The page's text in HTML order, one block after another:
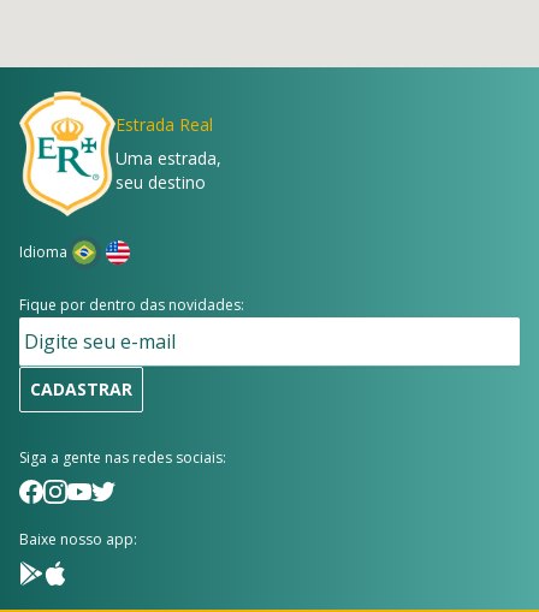
Estrada Real
Uma estrada,
seu destino
Idioma
Fique por dentro das novidades:
CADASTRAR
Siga a gente nas redes sociais:
Baixe nosso app: